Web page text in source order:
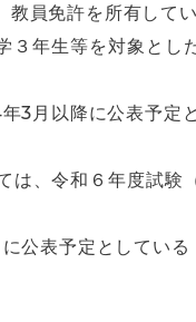
員免許を所有して
３年生等を対象と
3月以降に公表予定
は、令和６年度試
公表予定としている